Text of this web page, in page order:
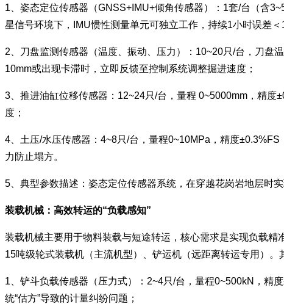
1、姿态定位传感器（GNSS+IMU+倾角传感器）：1套/台（含
星信号环境下，IMU惯性测量单元可独立工作，持续1小时误差＜
2、刀盘监测传感器（温度、振动、压力）：10~20只/台，刀
10mm或出现卡滞时，立即反馈至控制系统调整掘进速度；
3、推进油缸位移传感器：12~24只/台，量程 0~5000mm，精度
度；
4、土压/水压传感器：4~8只/台，量程0~10MPa，精度
力防止塌方。
5、典型参数描述：姿态定位传感器系统，在穿越花岗岩地层时
装载机械：高效转运的“负载感知”
装载机械主要用于物料装载与短途转运，核心需求是实现负载
15吨级轮式装载机（主流机型）、铲运机（远距离转运专用）。
1、铲斗负载传感器（压力式）：2~4只/台，量程0~500kN，精
统“估方”导致的计量纠纷问题；